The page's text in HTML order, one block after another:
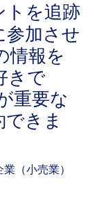
トを追跡
参加させ
情報を
きで
重要な
きま
（小売業）